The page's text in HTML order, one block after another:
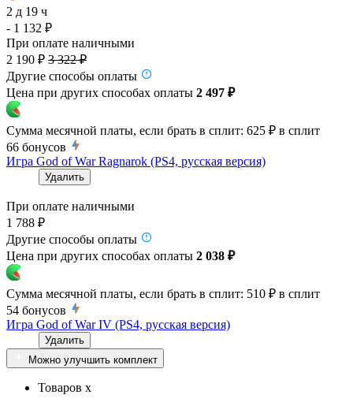
2 д 19 ч
- 1 132 ₽
При оплате наличными
2 190 ₽ 3 322 ₽
Другие способы оплаты
Цена при других способах оплаты 2 497 ₽
Сумма месячной платы, если брать в сплит: 625 ₽ в сплит
66 бонусов
Игра God of War Ragnarok (PS4, русская версия)
Удалить
При оплате наличными
1 788 ₽
Другие способы оплаты
Цена при других способах оплаты 2 038 ₽
Сумма месячной платы, если брать в сплит: 510 ₽ в сплит
54 бонусов
Игра God of War IV (PS4, русская версия)
Удалить
Можно улучшить комплект
Товаров x